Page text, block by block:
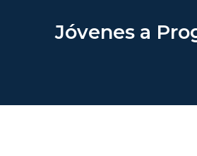
Jóvenes a